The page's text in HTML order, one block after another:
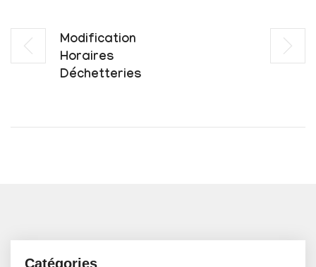
Modification
Horaires
Déchetteries
Catégories